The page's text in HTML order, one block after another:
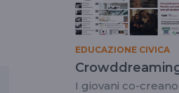
EDUCAZIONE CIVICA
I giovani co-